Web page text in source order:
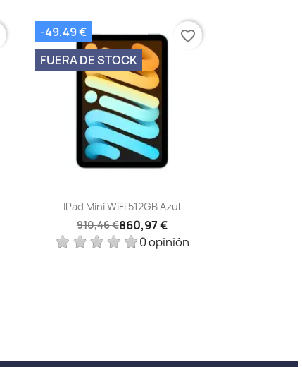
Vista rápida
IPad Mini WiFi 512GB Azul
910,46 €860,97 €
0 opinión
-49,49 €
FUERA DE STOCK
favorite_border